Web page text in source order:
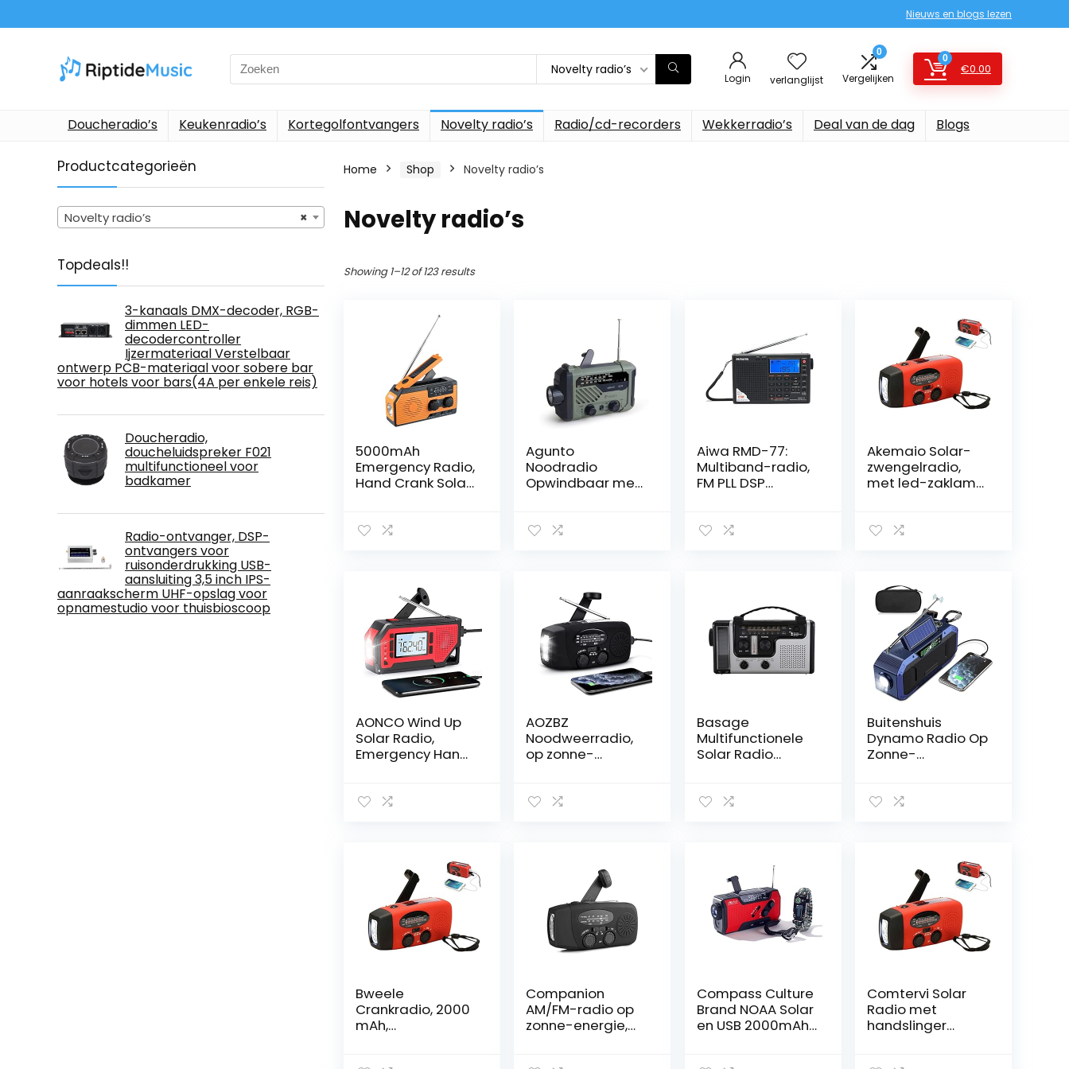
Nieuws en blogs lezen
Search
for:
Novelty radio’s
Login verlanglijst
0
Vergelijken
0
€0.00
Doucheradio’s Keukenradio’s Kortegolfontvangers Novelty radio’s Radio/cd-recorders Wekkerradio’s Deal van de dag Blogs
Productcategorieën
×
Novelty radio’s
Topdeals!!
3-kanaals DMX-decoder, RGB-
dimmen LED-
decodercontroller
Ijzermateriaal Verstelbaar
ontwerp PCB-materiaal voor sobere bar
voor hotels voor bars(4A per enkele reis)
Doucheradio,
doucheluidspreker F021
multifunctioneel voor
badkamer
Radio-ontvanger, DSP-
ontvangers voor
ruisonderdrukking USB-
aansluiting 3,5 inch IPS-
aanraakscherm UHF-opslag voor
opnamestudio voor thuisbioscoop
Home Shop Novelty radio’s
Novelty radio’s
Showing 1–12 of 123 results
5000mAh
Emergency Radio,
Hand Crank Solar
Draagbare Power
Survival
Emergency Kits
Camping
Supplies SOS
Alarm voor
Outdoor
Agunto
Noodradio
Opwindbaar met
FM/AM
Aiwa RMD-77:
Multiband-radio,
FM PLL DSP
hoofdtelefoon en
Akemaio Solar-
zwengelradio,
met led-zaklamp,
3,6 V NiMH
AONCO Wind Up
Solar Radio,
Emergency Hand
Draagbare Weer
Hoofdtelefoon
Jack Groot Lcd-
scherm voor
Outdoor
Camping Survival
AOZBZ
Noodweerradio,
op zonne-
noodgevallen,
mAh powerbank
smartphones
Basage
Multifunctionele
Solar Radio
Ingebouwde
Tafellamp
Thermometer &
Telefoon oplader
Buitenshuis
Dynamo Radio Op
Zonne-
Bluetooth
oplaadbaar,LCD
Scherm,Zaklamp
SOS-Alarm En
Leeslamp,voor
Noodgevallen
Bweele
Crankradio, 2000
mAh,
Companion
AM/FM-radio op
zonne-energie,
Compass Culture
Brand NOAA Solar
en USB 2000mAh
Comtervi Solar
Radio met
handslinger